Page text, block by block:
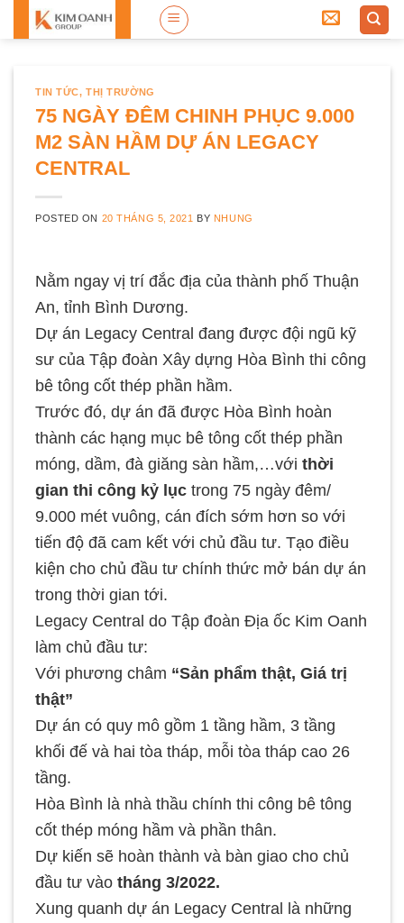
TIN TỨC,THỊ TRƯỜNG
75 NGÀY ĐÊM CHINH PHỤC 9.000
M2 SÀN HẦM DỰ ÁN LEGACY
CENTRAL
POSTED ON 20 THÁNG 5, 2021 BY NHUNG
Nằm ngay vị trí đắc địa của thành phố Thuận
An, tỉnh Bình Dương.
Dự án Legacy Central đang được đội ngũ kỹ
sư của Tập đoàn Xây dựng Hòa Bình thi công
bê tông cốt thép phần hầm.
Trước đó, dự án đã được Hòa Bình hoàn
thành các hạng mục bê tông cốt thép phần
móng, dầm, đà giăng sàn hầm,…với thời
gian thi công kỷ lục trong 75 ngày đêm/
9.000 mét vuông, cán đích sớm hơn so với
tiến độ đã cam kết với chủ đầu tư. Tạo điều
kiện cho chủ đầu tư chính thức mở bán dự án
trong thời gian tới.
Legacy Central do Tập đoàn Địa ốc Kim Oanh
làm chủ đầu tư:
Với phương châm “Sản phẩm thật, Giá trị
thật”
Dự án có quy mô gồm 1 tầng hầm, 3 tầng
khối đế và hai tòa tháp, mỗi tòa tháp cao 26
tầng.
Hòa Bình là nhà thầu chính thi công bê tông
cốt thép móng hầm và phần thân.
Dự kiến sẽ hoàn thành và bàn giao cho chủ
đầu tư vào tháng 3/2022.
Xung quanh dự án Legacy Central là những